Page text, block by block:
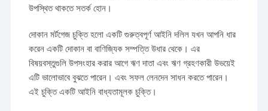
উপস্থিত থাকতে সতর্ক হোন।
দোকান মর্টগেজ চুক্তি হলো একটি গুরুত্বপূর্ণ আইনি দলিল যখন আপনি ধার
করেন একটি দোকান বা বাণিজ্যিক সম্পত্তি উধার থেকে। এর
বিষয়বস্তুগুলি উপসংহার করার আগে ঋণ দাতা এবং ঋণ গ্রহণকারী উভয়েই
এটি ভালোভাবে বুঝতে পারেন। এবং সফল লেনদেন সাধন করতে পারেন।
এই চুক্তি একটি আইনি বাধ্যতামূলক চুক্তি।